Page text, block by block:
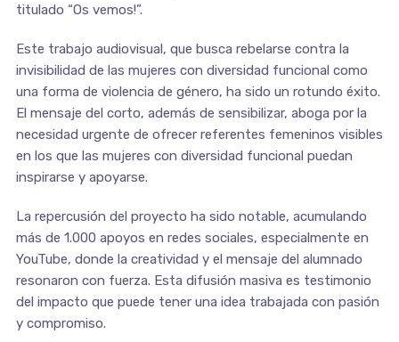
titulado “Os vemos!”.
Este trabajo audiovisual, que busca rebelarse contra la
invisibilidad de las mujeres con diversidad funcional como
una forma de violencia de género, ha sido un rotundo éxito.
El mensaje del corto, además de sensibilizar, aboga por la
necesidad urgente de ofrecer referentes femeninos visibles
en los que las mujeres con diversidad funcional puedan
inspirarse y apoyarse.
La repercusión del proyecto ha sido notable, acumulando
más de 1.000 apoyos en redes sociales, especialmente en
YouTube, donde la creatividad y el mensaje del alumnado
resonaron con fuerza. Esta difusión masiva es testimonio
del impacto que puede tener una idea trabajada con pasión
y compromiso.